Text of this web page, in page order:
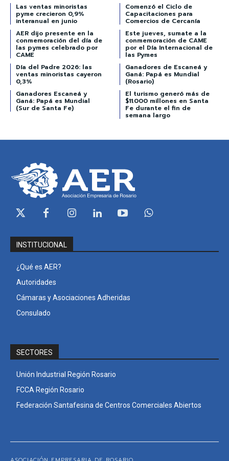
Las ventas minoristas
pyme crecieron 0,9%
interanual en junio
Comenzó el Ciclo de
Capacitaciones para
Comercios de Cercanía
AER dijo presente en la
conmemoración del día de
las pymes celebrado por
CAME
Este jueves, sumate a la
conmemoración de CAME
por el Día Internacional de
las Pymes
Día del Padre 2026: las
ventas minoristas cayeron
0,3%
Ganadores de Escaneá y
Ganá: Papá es Mundial
(Rosario)
Ganadores Escaneá y
Ganá: Papá es Mundial
(Sur de Santa Fe)
El turismo generó más de
$11.000 millones en Santa
Fe durante el fin de
semana largo
INSTITUCIONAL
¿Qué es AER?
Autoridades
Cámaras y Asociaciones Adheridas
Consulado
SECTORES
Unión Industrial Región Rosario
FCCA Región Rosario
Federación Santafesina de Centros Comerciales Abiertos